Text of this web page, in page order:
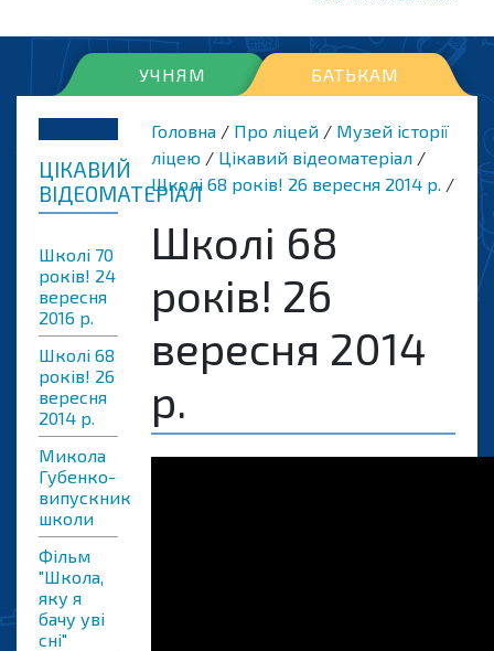
УЧНЯМ БАТЬКАМ
ЦІКАВИЙ
ВІДЕОМАТЕРІАЛ
Школі 70
років! 24
вересня
2016 р.
Школі 68
років! 26
вересня
2014 р.
Микола
Губенко-
випускник
школи
Фільм
"Школа,
яку я
бачу уві
сні"
Головна Про ліцей
Музей історії
ліцею
Цікавий відеоматеріал
Школі 68 років! 26 вересня 2014 р.
Школі 68
років! 26
вересня 2014
р.